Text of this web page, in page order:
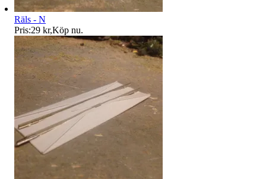
Räls - N
Pris:29 kr,Köp nu.